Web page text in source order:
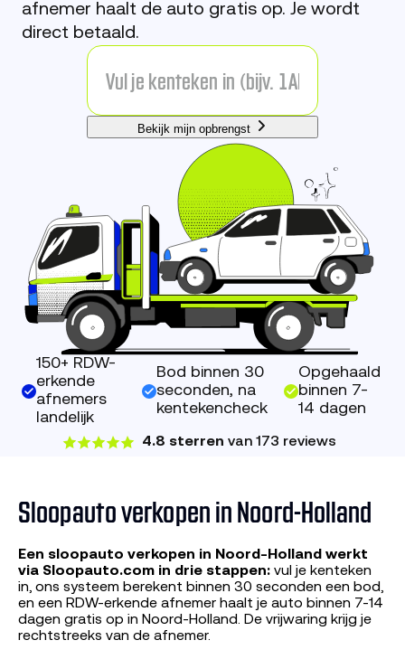
afnemer haalt de auto gratis op. Je wordt
direct betaald.
Bekijk mijn opbrengst
150+ RDW-
erkende
afnemers
landelijk
Bod binnen 30
seconden, na
kentekencheck
Opgehaald
binnen 7-
14 dagen
4.8 sterren van 173 reviews
Sloopauto verkopen in Noord-Holland
Een sloopauto verkopen in Noord-Holland werkt
via Sloopauto.com in drie stappen: vul je kenteken
in, ons systeem berekent binnen 30 seconden een bod,
en een RDW-erkende afnemer haalt je auto binnen 7-14
dagen gratis op in Noord-Holland. De vrijwaring krijg je
rechtstreeks van de afnemer.